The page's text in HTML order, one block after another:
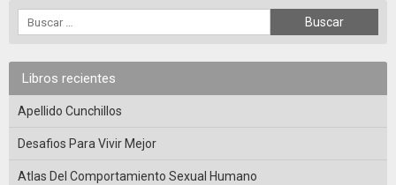
Libros recientes
Apellido Cunchillos
Desafios Para Vivir Mejor
Atlas Del Comportamiento Sexual Humano